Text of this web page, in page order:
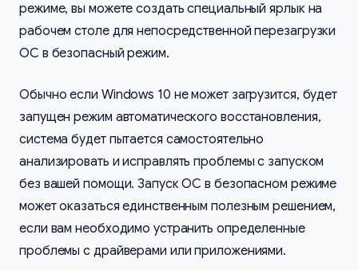
режиме, вы можете создать специальный ярлык на
рабочем столе для непосредственной перезагрузки
ОС в безопасный режим.
Обычно если Windows 10 не может загрузится, будет
запущен режим автоматического восстановления,
система будет пытается самостоятельно
анализировать и исправлять проблемы с запуском
без вашей помощи. Запуск ОС в безопасном режиме
может оказаться единственным полезным решением,
если вам необходимо устранить определенные
проблемы с драйверами или приложениями.